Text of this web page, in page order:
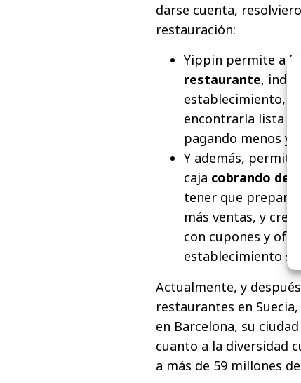
darse cuenta,
restauración:
Yippin permite a
restaurante,
establecimiento,
encontrarla lista a
pagando menos y
Y además,
caja cobrando de
tener que
más ventas, y
con cupones y
establecimiento si
Actualmente, y
restaurantes en
en Barcelona, su
cuanto a la diversidad
a más de 59 millones